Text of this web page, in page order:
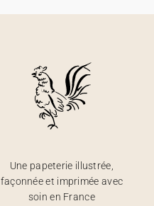
Une papeterie illustrée,
façonnée et imprimée avec
soin en France